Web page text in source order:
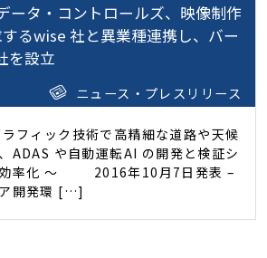
ータ・コントロールズ、映像制作
るwise 社と異業種連携し、バー
を設立
ニュース・プレスリリース
フィック技術で高精細な道路や天候
ADAS や自動運転AI の開発と検証シ
効率化 ～ 2016年10月7日発表 –
開発環 […]